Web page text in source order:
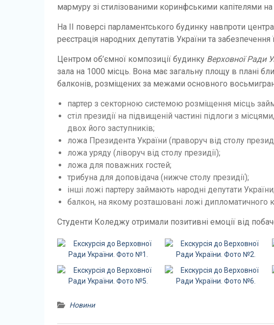
мармуру зі стилізованими коринфськими капітелями
На ІІ поверсі парламентського будинку навпроти
реєстрація народних депутатів України та
Центром об’ємної композиції будинку Верховної Ради
зала на 1000 місць. Вона має загальну площу в плані
балконів, розміщених за межами основного
партер з секторною системою розміщення місць
стіл президії на підвищеній частині підлоги з
двох його заступників;
ложа Президента України (праворуч від столу
ложа уряду (ліворуч від столу президії);
ложа для поважних гостей;
трибуна для доповідача (нижче столу президії);
інші ложі партеру займають народні депутати України;
балкон, на якому розташовані ложі дипломатичного
Студенти Коледжу отримали позитивні емоції від
Новини